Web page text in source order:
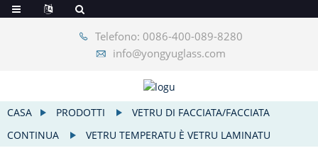
Telefono: 0086-400-089-8280
info@yongyuglass.com
CASA PRODOTTI
VETRU DI FACCIATA/FACCIATA
CONTINUA
VETRU TEMPERATU È VETRU LAMINATU